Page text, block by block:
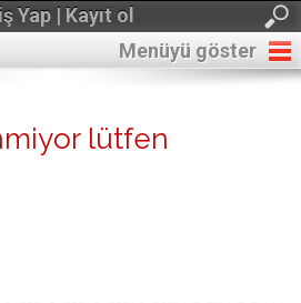
Yap | Kayıt ol
Menüyü göster
lütfen